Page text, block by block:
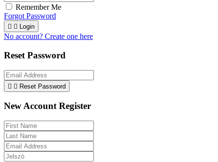
Remember Me
Forgot Password
  Login
No account? Create one here
Reset Password
  Reset Password
New Account Register